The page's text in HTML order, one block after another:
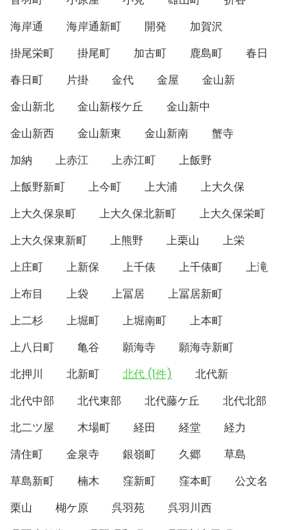
海岸通
海岸通新町 開発
加賀沢
掛尾栄町
掛尾町 加古町 鹿島町
春日
春日町
片掛 金代 金屋
金山新
金山新北
金山新桜ケ丘
金山新中
金山新西
金山新東 金山新南
蟹寺
加納
上赤江 上赤江町
上飯野
上飯野新町
上今町 上大浦
上大久保
上大久保泉町
上大久保北新町
上大久保栄町
上大久保東新町
上熊野 上栗山
上栄
上庄町
上新保 上千俵 上千俵町
上滝
上布目
上袋 上冨居
上冨居新町
上二杉
上堀町 上堀南町
上本町
上八日町
亀谷 願海寺
願海寺新町
北押川
北新町 北代 (1件)
北代新
北代中部
北代東部 北代藤ケ丘
北代北部
北二ツ屋
木場町 経田 経堂
経力
清住町
金泉寺 銀嶺町 久郷
草島
草島新町
楠木 窪新町 窪本町
公文名
栗山
楜ケ原 呉羽苑
呉羽川西